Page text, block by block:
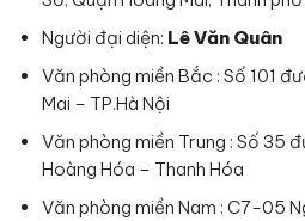
Người đại diện: Lê Văn Quân
Văn phòng miền Bắc : Số 101
Mai – TP.Hà Nội
Văn phòng miền Trung : Số 35
Hoàng Hóa – Thanh Hóa
Văn phòng miền Nam : C7-05